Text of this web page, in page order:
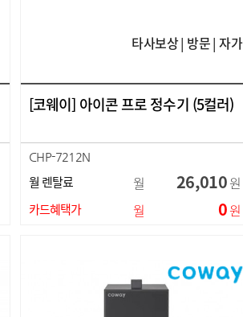
타사보상 | 방문 | 자가
[코웨이] 아이콘 프로 정수기 (5컬러)
CHP-7212N
월 렌탈료 월 26,010원
카드혜택가 월 0원